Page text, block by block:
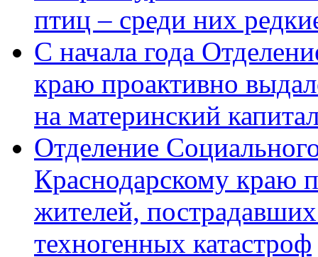
птиц – среди них
С начала года
краю проактивно
на материнский
Отделение
Краснодарскому краю
жителей,
техногенных катастроф